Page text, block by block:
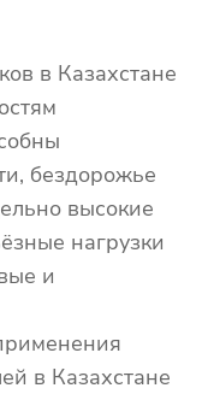
в Казахстане
бездорожье
высокие
нагрузки
и
в Казахстане